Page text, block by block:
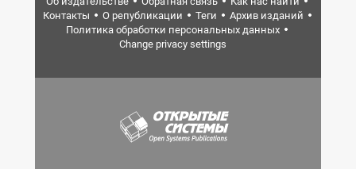
Контакты
О републикации Теги
Архив изданий
Политика обработки персональных данных
Change privacy settings